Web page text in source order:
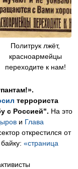
Политрук лжёт,
красноармейцы
переходите к нам!
террориста
с Россией". На это
и Глава
открестился от
«страница